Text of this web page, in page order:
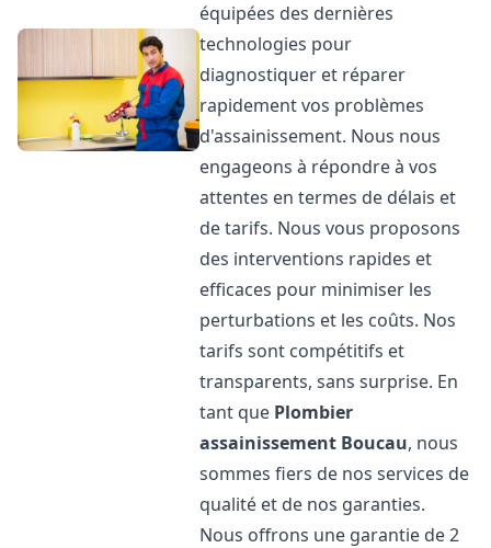
équipées des dernières
technologies pour
diagnostiquer et réparer
rapidement vos problèmes
d'assainissement. Nous nous
engageons à répondre à vos
attentes en termes de délais et
de tarifs. Nous vous proposons
des interventions rapides et
efficaces pour minimiser les
perturbations et les coûts. Nos
tarifs sont compétitifs et
transparents, sans surprise. En
tant que Plombier
assainissement Boucau, nous
sommes fiers de nos services de
qualité et de nos garanties.
Nous offrons une garantie de 2